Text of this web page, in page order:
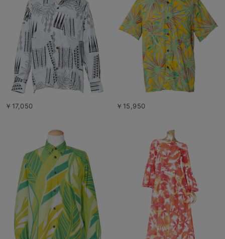
￥17,050 ￥15,950